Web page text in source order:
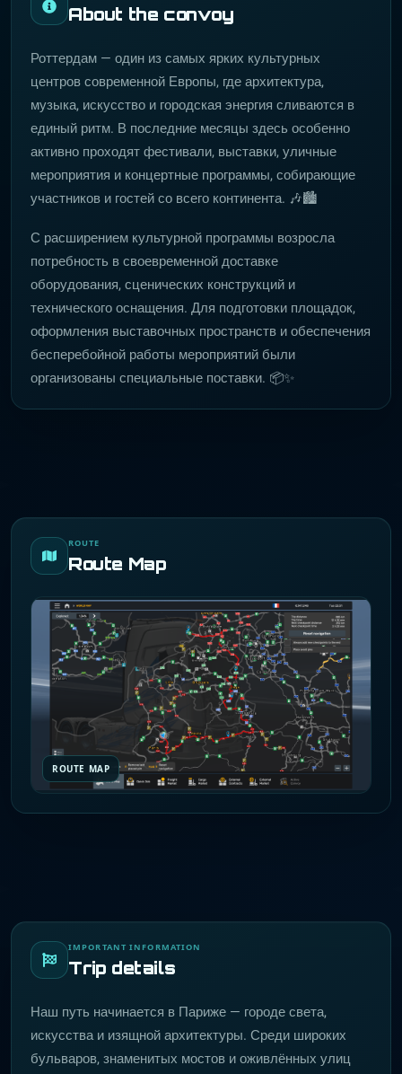
About the convoy
Роттердам — один из самых ярких культурных
центров современной Европы, где архитектура,
музыка, искусство и городская энергия сливаются в
единый ритм. В последние месяцы здесь особенно
активно проходят фестивали, выставки, уличные
мероприятия и концертные программы, собирающие
участников и гостей со всего континента. 🎶🏙️
С расширением культурной программы возросла
потребность в своевременной доставке
оборудования, сценических конструкций и
технического оснащения. Для подготовки площадок,
оформления выставочных пространств и обеспечения
бесперебойной работы мероприятий были
организованы специальные поставки. 📦✨
ROUTE
Route Map
ROUTE MAP
IMPORTANT INFORMATION
Trip details
Наш путь начинается в Париже — городе света,
искусства и изящной архитектуры. Среди широких
бульваров, знаменитых мостов и оживлённых улиц